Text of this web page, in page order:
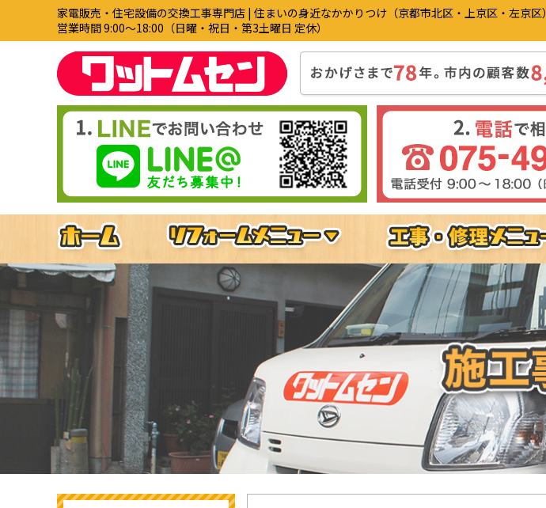
家電販売・住宅設備の交換工事専門店 | 住まいの身近なかかりつけ（京都市北区・上京区・左京区）
営業時間 9:00〜18:00（日曜・祝日・第3土曜日 定休）